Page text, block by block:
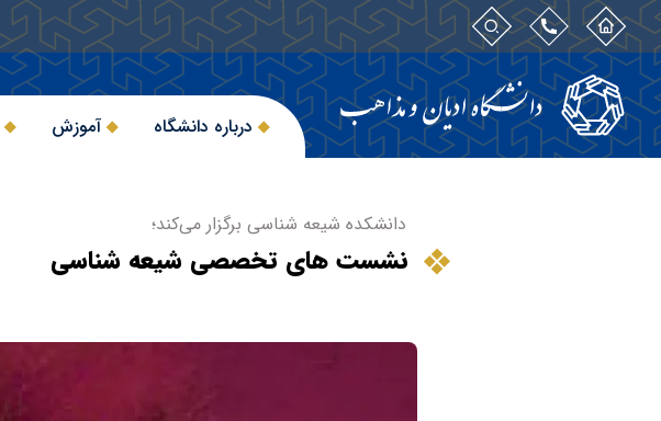
درباره دانشگاه آموزش
دانشکده شیعه شناسی برگزار می‌کند؛
نشست های تخصصی شیعه شناسی